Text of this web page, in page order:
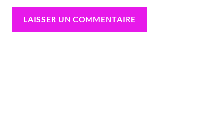
LAISSER UN COMMENTAIRE